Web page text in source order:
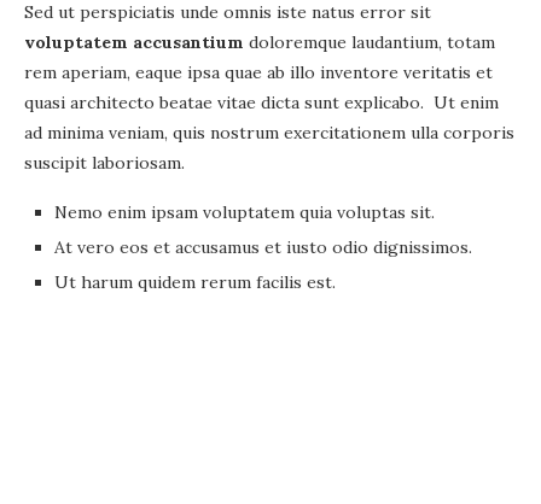
Sed ut perspiciatis unde omnis iste natus error sit
voluptatem accusantium doloremque laudantium, totam
rem aperiam, eaque ipsa quae ab illo inventore veritatis et
quasi architecto beatae vitae dicta sunt explicabo. Ut enim
ad minima veniam, quis nostrum exercitationem ulla corporis
suscipit laboriosam.
Nemo enim ipsam voluptatem quia voluptas sit.
At vero eos et accusamus et iusto odio dignissimos.
Ut harum quidem rerum facilis est.